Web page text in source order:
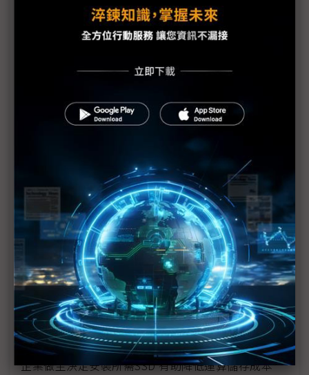
憑藉預製式機房 從容因應未來維運管理需求
鍵祥以嚴謹規劃 克服AI基建及智能化佈線專案挑戰
訴諸IT-Pod框架方案 突破傳統通道封閉的盲點
國網中心縝密規劃 完美打造AI資料中心週邊基礎設施
保護資料中心安全 光明遠大推智能平台解決方案
善用智慧型PDU設備 解決空間、能源管理挑戰
推動雲網融合 打破資料傳輸瓶頸
打造多層式防護機制 全方位保護資料中心安全
通過Uptime認證考驗 台灣大樹立機房營運新標竿
企業做主決定安裝所需SSD 有助降低運算儲存成本